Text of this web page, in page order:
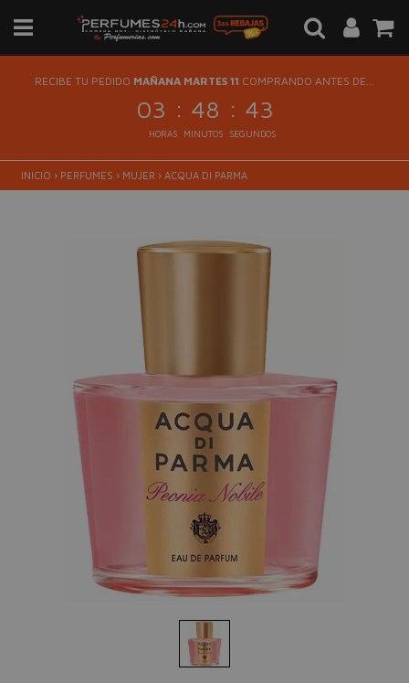
RECIBE TU PEDIDO MAÑANA MARTES 11 COMPRANDO ANTES DE...
03 : 48 : 43
HORAS MINUTOS SEGUNDOS
INICIO › PERFUMES › MUJER › ACQUA DI PARMA